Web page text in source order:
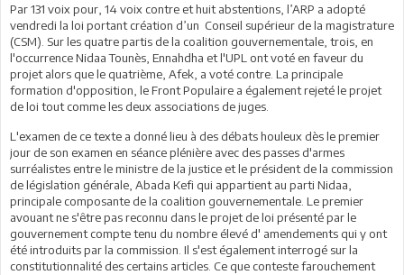
Par 131 voix pour, 14 voix contre et huit abstentions, l’ARP a adopté
vendredi la loi portant création d’un Conseil supérieur de la magistrature
(CSM). Sur les quatre partis de la coalition gouvernementale, trois, en
l'occurrence Nidaa Tounès, Ennahdha et l'UPL ont voté en faveur du
projet alors que le quatrième, Afek, a voté contre. La principale
formation d'opposition, le Front Populaire a également rejeté le projet
de loi tout comme les deux associations de juges.
L'examen de ce texte a donné lieu à des débats houleux dès le premier
jour de son examen en séance plénière avec des passes d'armes
surréalistes entre le ministre de la justice et le président de la commission
de législation générale, Abada Kefi qui appartient au parti Nidaa,
principale composante de la coalition gouvernementale. Le premier
avouant ne s'être pas reconnu dans le projet de loi présenté par le
gouvernement compte tenu du nombre élevé d' amendements qui y ont
été introduits par la commission. Il s'est également interrogé sur la
constitutionnalité des certains articles. Ce que conteste farouchement